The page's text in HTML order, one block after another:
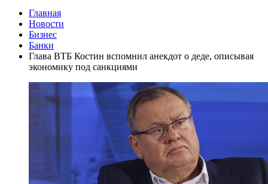
Главная
Новости
Бизнес
Банки
Глава ВТБ Костин вспомнил анекдот о деде, описывая
экономику под санкциями